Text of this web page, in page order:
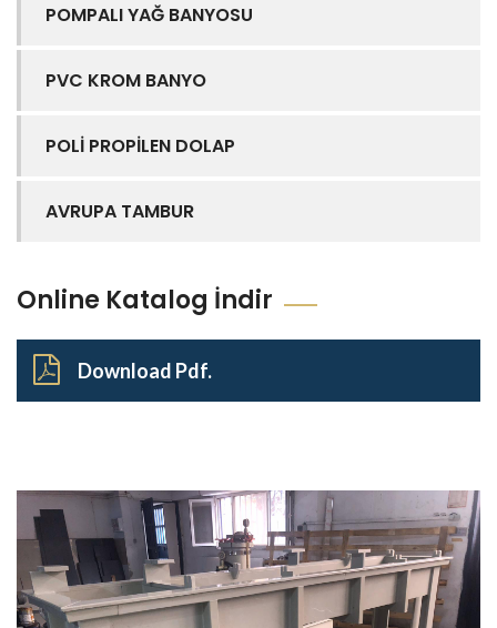
POMPALI YAĞ BANYOSU
PVC KROM BANYO
POLİ PROPİLEN DOLAP
AVRUPA TAMBUR
Online Katalog İndir
Download Pdf.